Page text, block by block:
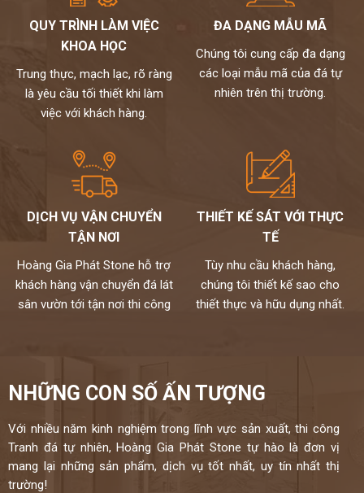
QUY TRÌNH LÀM VIỆC
KHOA HỌC
Trung thực, mạch lạc, rõ ràng
là yêu cầu tối thiết khi làm
việc với khách hàng.
ĐA DẠNG MẪU MÃ
Chúng tôi cung cấp đa dạng
các loại mẫu mã của đá tự
nhiên trên thị trường.
DỊCH VỤ VẬN CHUYỂN
TẬN NƠI
Hoàng Gia Phát Stone hỗ trợ
khách hàng vận chuyển đá lát
sân vườn tới tận nơi thi công
THIẾT KẾ SÁT VỚI THỰC
TẾ
Tùy nhu cầu khách hàng,
chúng tôi thiết kế sao cho
thiết thực và hữu dụng nhất.
NHỮNG CON SỐ ẤN TƯỢNG
Với nhiều năm kinh nghiệm trong lĩnh vực sản xuất, thi công
Tranh đá tự nhiên, Hoàng Gia Phát Stone tự hào là đơn vị
mang lại những sản phẩm, dịch vụ tốt nhất, uy tín nhất thị
trường!